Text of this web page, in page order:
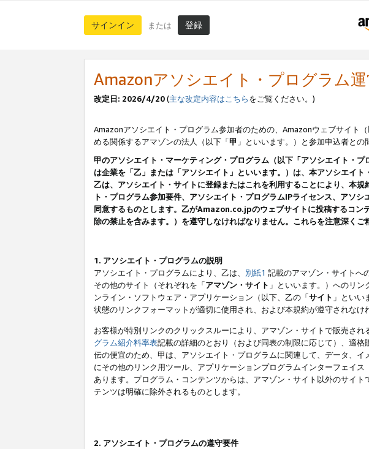
サインイン または 登録
Amazonアソシエイト・プログラム
改定日: 2026/4/20(主な改定内容はこちらをご覧ください。)
Amazonアソシエイト・プログラム参加者のための、Amazonウェブサイト
める関係するアマゾンの法人（以下「甲 」といいます。）と参加申込者と
甲のアソシエイト・マーケティング・プログラム（以下「アソシエイト・
は企業を「乙」または「アソシエイト」といいます。）は、本アソシエイ
乙は、アソシエイト・サイトに登録またはこれを利用することにより、本規
ト・プログラム参加要件、アソシエイト・プログラムIPライセンス、アソ
同意するものとします。乙がAmazon.co.jpのウェブサイトに投稿するコ
除の禁止を含みます。）を遵守しなければなりません。これらを注意深くご
1. アソシエイト・プログラムの説明
アソシエイト・プログラムにより、乙は、 別紙1 記載のアマゾン・サイトへ
その他のサイト（それぞれを「アマゾン・サイト 」といいます。）へのリ
ンライン・ソフトウェア・アプリケーション（以下、乙の「サイト 」とい
状態のリンクフォーマットが適切に使用され、および本規約が遵守されなけ
お客様が特別リンクのクリックスルーにより、アマゾン・サイトで販売さ
グラム紹介料率表記載の詳細のとおり（および同表の制限に応じて）、適
伝の便宜のため、甲は、アソシエイト・プログラムに関連して、データ、
にその他のリンク用ツール、アプリケーションプログラムインターフェイス
あります。プログラム・コンテンツからは、アマゾン・サイト以外のサイ
テンツは明確に除外されるものとします。
2. アソシエイト・プログラムの遵守要件